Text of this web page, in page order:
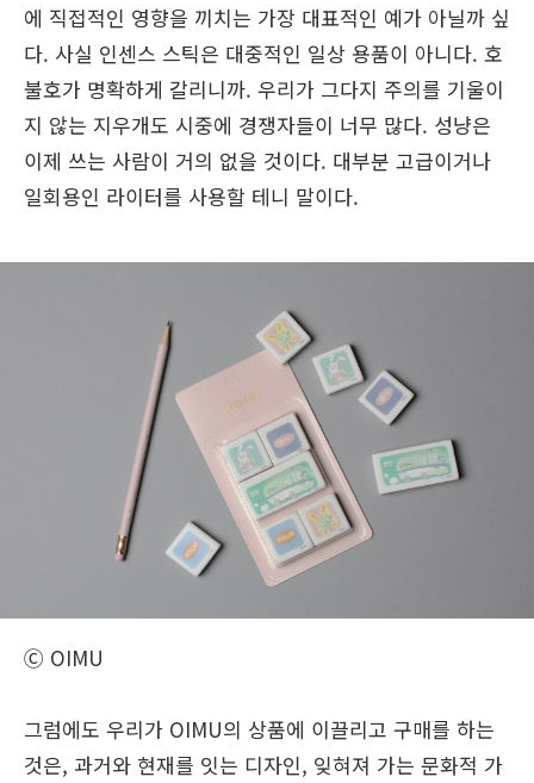
에 직접적인 영향을 끼치는 가장 대표적인 예가 아닐까 싶
다. 사실 인센스 스틱은 대중적인 일상 용품이 아니다. 호
불호가 명확하게 갈리니까. 우리가 그다지 주의를 기울이
지 않는 지우개도 시중에 경쟁자들이 너무 많다. 성냥은
이제 쓰는 사람이 거의 없을 것이다. 대부분 고급이거나
일회용인 라이터를 사용할 테니 말이다.
Ⓒ OIMU
그럼에도 우리가 OIMU의 상품에 이끌리고 구매를 하는
것은, 과거와 현재를 잇는 디자인, 잊혀져 가는 문화적 가